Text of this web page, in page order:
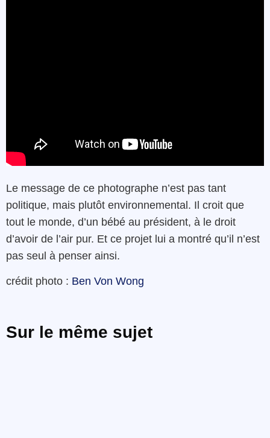
Le message de ce photographe n’est pas tant
politique, mais plutôt environnemental. Il croit que
tout le monde, d’un bébé au président, à le droit
d’avoir de l’air pur. Et ce projet lui a montré qu’il n’est
pas seul à penser ainsi.
crédit photo : Ben Von Wong
Sur le même sujet